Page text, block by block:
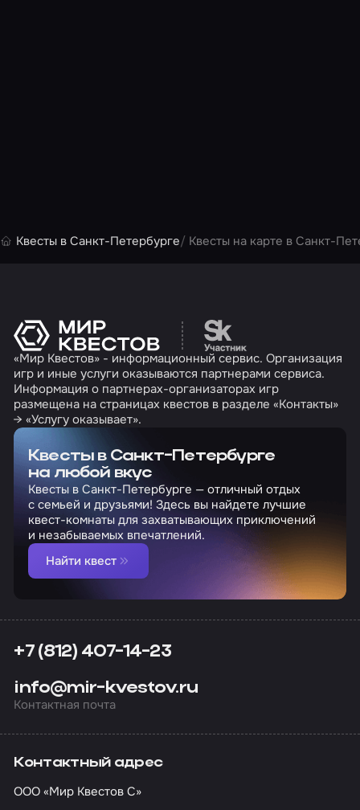
Квесты в Санкт-Петербурге Квесты на карте в Санкт-
Перейти на сайт
«Мир Квестов» - информационный сервис. Организация
игр и иные услуги оказываются партнерами сервиса.
Информация о партнерах-организаторах игр
размещена на страницах квестов в разделе «Контакты»
→ «Услугу оказывает».
Квесты в Санкт-Петербурге
на любой вкус
Квесты в Санкт-Петербурге — отличный отдых
с семьей и друзьями! Здесь вы найдете лучшие
квест-комнаты для захватывающих приключений
и незабываемых впечатлений.
Найти квест
+7 (812) 407-14-23
info@mir-kvestov.ru
Контактная почта
Контактный адрес
ООО «Мир Квестов С»